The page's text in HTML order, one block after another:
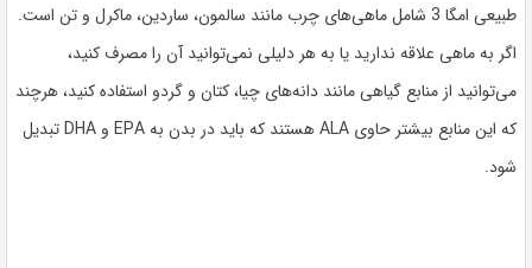
طبیعی امگا 3 شامل ماهی‌های چرب مانند سالمون، ساردین، ماکرل و تن است.
اگر به ماهی علاقه ندارید یا به هر دلیلی نمی‌توانید آن را مصرف کنید،
می‌توانید از منابع گیاهی مانند دانه‌های چیا، کتان و گردو استفاده کنید، هرچند
که این منابع بیشتر حاوی ALA هستند که باید در بدن به EPA و DHA تبدیل
شود.